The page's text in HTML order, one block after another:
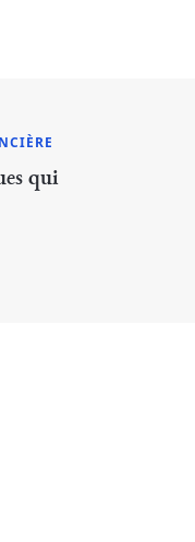
qui